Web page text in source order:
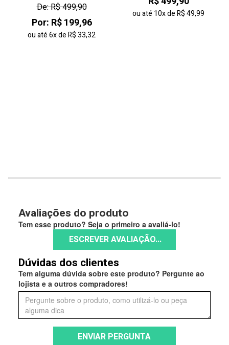
De: R$ 499,90
Por: R$ 199,96
ou até6xdeR$ 33,32
ou até 10xdeR$ 49,99
Avaliações do produto
Tem esse produto? Seja o primeiro a avaliá-lo!
ESCREVER AVALIAÇÃO...
Dúvidas dos clientes
Tem alguma dúvida sobre este produto? Pergunte ao
lojista e a outros compradores!
ENVIAR PERGUNTA